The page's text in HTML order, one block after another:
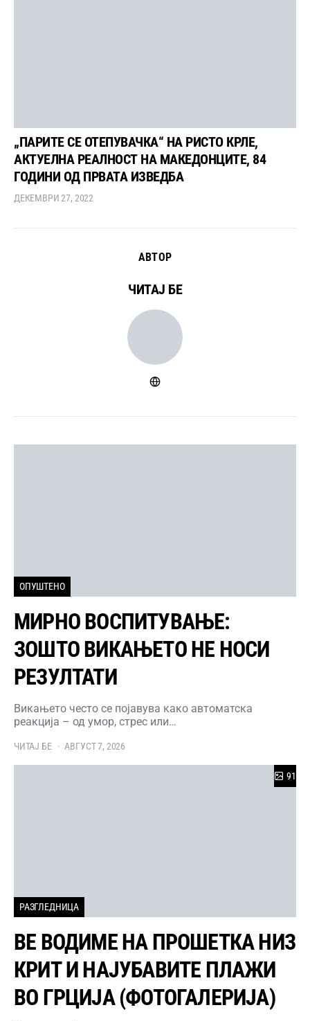
„ПАРИТЕ СЕ ОТЕПУВАЧКА“ НА РИСТО КРЛЕ,
АКТУЕЛНА РЕАЛНОСТ НА МАКЕДОНЦИТЕ, 84
ГОДИНИ ОД ПРВАТА ИЗВЕДБА
ДЕКЕМВРИ 27, 2022
АВТОР
ЧИТАЈ БЕ
ОПУШТЕНО
МИРНО ВОСПИТУВАЊЕ:
ЗОШТО ВИКАЊЕТО НЕ НОСИ
РЕЗУЛТАТИ
Викањето често се појавува како автоматска
реакција – од умор, стрес или…
ЧИТАЈ БЕ АВГУСТ 7, 2026
РАЗГЛЕДНИЦА
91
ВЕ ВОДИМЕ НА ПРОШЕТКА НИЗ
КРИТ И НАЈУБАВИТЕ ПЛАЖИ
ВО ГРЦИЈА (ФОТОГАЛЕРИЈА)